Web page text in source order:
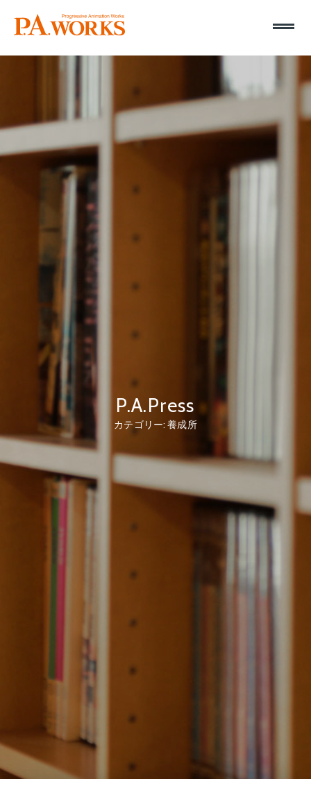
P.A.Press
カテゴリー:養成所